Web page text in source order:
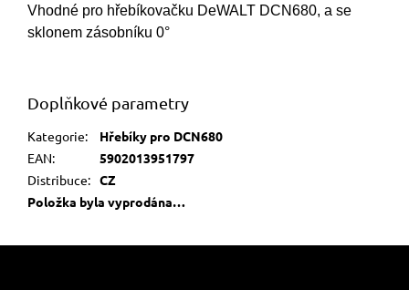
Vhodné pro hřebíkovačku DeWALT DCN680, a se
sklonem zásobníku 0°
Doplňkové parametry
Kategorie:
Hřebíky pro DCN680
EAN:
5902013951797
Distribuce: CZ
Položka byla vyprodána…